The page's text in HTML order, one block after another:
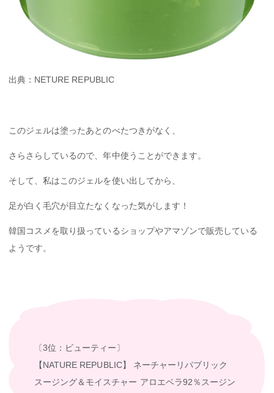
出典：NETURE REPUBLIC
このジェルは塗ったあとのべたつきがなく、
さらさらしているので、年中使うことができます。
そして、私はこのジェルを使い出してから、
足が白く毛穴が目立たなくなった気がします！
韓国コスメを取り扱っているショップやアマゾンで販売している
ようです。
〔3位：ビューティー〕
【NATURE REPUBLIC】 ネーチャーリパブリック
スージング＆モイスチャー アロエベラ92％スージン